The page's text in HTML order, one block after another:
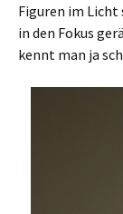
Figuren im Licht
in den Fokus
kennt man ja